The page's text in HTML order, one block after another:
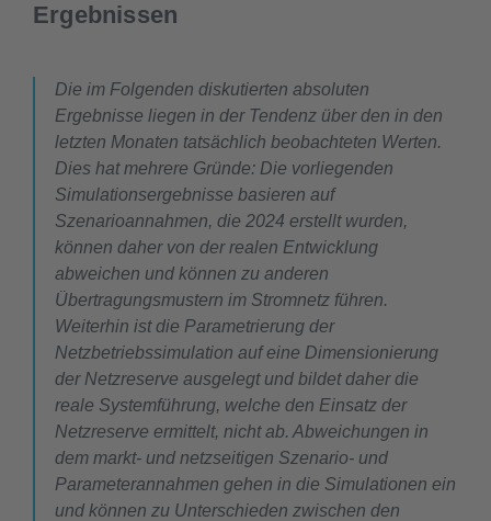
Ergebnissen
Die im Folgenden diskutierten absoluten
Ergebnisse liegen in der Tendenz über den in den
letzten Monaten tatsächlich beobachteten Werten.
Dies hat mehrere Gründe: Die vorliegenden
Simulationsergebnisse basieren auf
Szenarioannahmen, die 2024 erstellt wurden,
können daher von der realen Entwicklung
abweichen und können zu anderen
Übertragungsmustern im Stromnetz führen.
Weiterhin ist die Parametrierung der
Netzbetriebssimulation auf eine Dimensionierung
der Netzreserve ausgelegt und bildet daher die
reale Systemführung, welche den Einsatz der
Netzreserve ermittelt, nicht ab. Abweichungen in
dem markt- und netzseitigen Szenario- und
Parameterannahmen gehen in die Simulationen ein
und können zu Unterschieden zwischen den